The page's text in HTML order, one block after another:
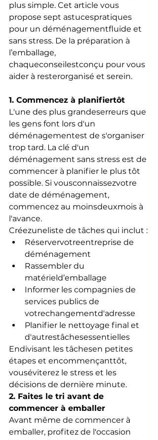
plus simple. Cet article vous
propose sept astucespratiques
pour un déménagementfluide et
sans stress. De la préparation à
l’emballage,
chaqueconseilestconçu pour vous
aider à resterorganisé et serein.
1. Commencez à planifiertôt
L'une des plus grandeserreurs que
les gens font lors d'un
déménagementest de s'organiser
trop tard. La clé d'un
déménagement sans stress est de
commencer à planifier le plus tôt
possible. Si vousconnaissezvotre
date de déménagement,
commencez au moinsdeuxmois à
l'avance.
Créezuneliste de tâches qui inclut :
Réservervotreentreprise de
déménagement
Rassembler du
matérield’emballage
Informer les compagnies de
services publics de
votrechangementd'adresse
Planifier le nettoyage final et
d'autrestâchesessentielles
Endivisant les tâchesen petites
étapes et encommençanttôt,
vouséviterez le stress et les
décisions de dernière minute.
2. Faites le tri avant de
commencer à emballer
Avant même de commencer à
emballer, profitez de l'occasion